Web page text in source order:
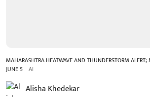
MAHARASHTRA HEATWAVE AND THUNDERSTORM
JUNE 5 AI
Alisha Khedekar